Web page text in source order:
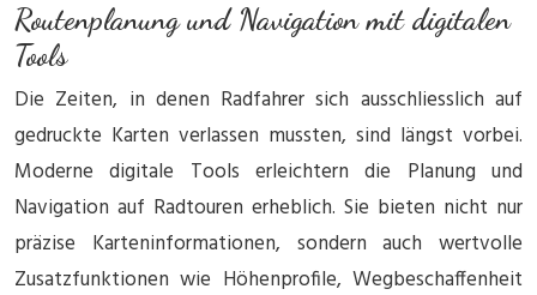
Routenplanung und Navigation mit digitalen
Tools
Die Zeiten, in denen Radfahrer sich ausschliesslich auf
gedruckte Karten verlassen mussten, sind längst vorbei.
Moderne digitale Tools erleichtern die Planung und
Navigation auf Radtouren erheblich. Sie bieten nicht nur
präzise Karteninformationen, sondern auch wertvolle
Zusatzfunktionen wie Höhenprofile, Wegbeschaffenheit